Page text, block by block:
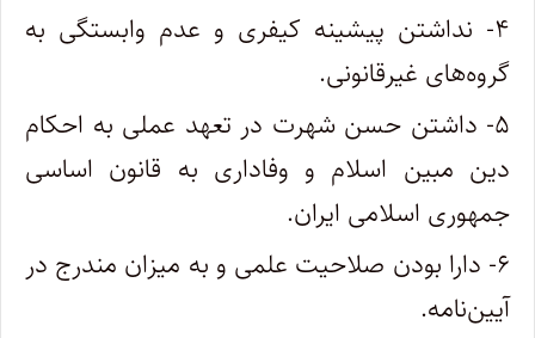
۴- نداشتن پیشینه کیفری و عدم وابستگی به
گروه‌های غیرقانونی.
۵- داشتن حسن شهرت در تعهد عملی به احکام
دین مبین اسلام و وفاداری به قانون اساسی
جمهوری اسلامی ایران.
۶- دارا بودن صلاحیت علمی و به میزان مندرج در
آیین‌نامه.